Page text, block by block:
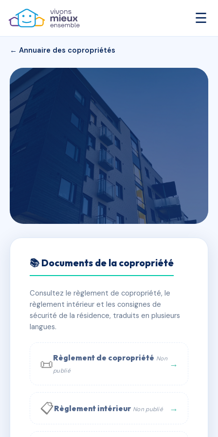
☰
← Annuaire des copropriétés
RESIDENCE 5 JUIN 1944
✓ Immatriculée 🏠 6 lots 🏗 1 bâtiment(s)
📞 Contacter Syndic Digital
📚 Documents de la copropriété
Consultez le règlement de copropriété, le
règlement intérieur et les consignes de
sécurité de la résidence, traduits en plusieurs
langues.
📜Règlement de copropriété Non
publié
→
📋Règlement intérieur Non publié →